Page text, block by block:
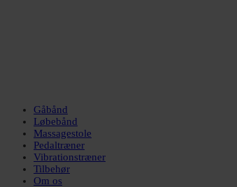
Gåbånd
Løbebånd
Massagestole
Pedaltræner
Vibrationstræner
Tilbehør
Om os